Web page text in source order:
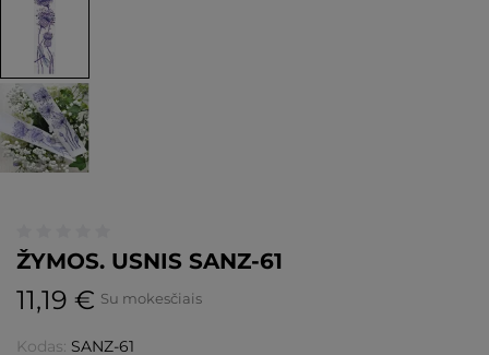
ŽYMOS. USNIS SANZ-61
11,19 € Su mokesčiais
Kodas: SANZ-61